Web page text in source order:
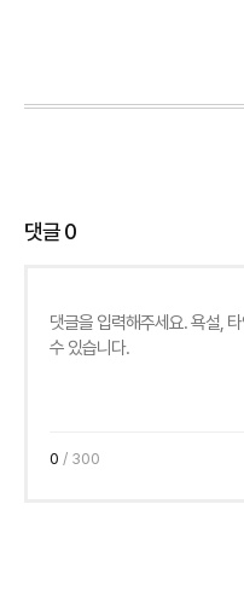
댓글0
0 / 300